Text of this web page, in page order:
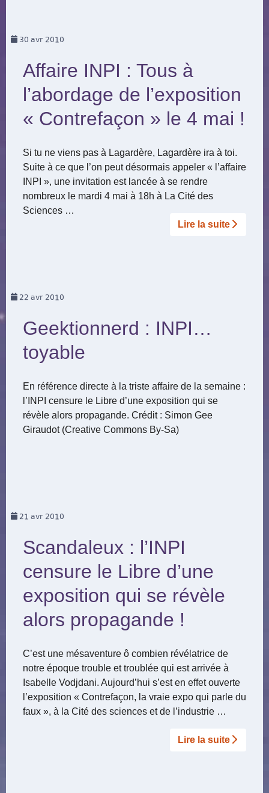
30 avr 2010
Affaire INPI : Tous à
l’abordage de l’exposition
« Contrefaçon » le 4 mai !
Si tu ne viens pas à Lagardère, Lagardère ira à toi.
Suite à ce que l’on peut désormais appeler « l’affaire
INPI », une invitation est lancée à se rendre
nombreux le mardi 4 mai à 18h à La Cité des
Sciences …
Lire la suite­­
22 avr 2010
Geektionnerd : INPI…
toyable
En référence directe à la triste affaire de la semaine :
l’INPI censure le Libre d’une exposition qui se
révèle alors propagande. Crédit : Simon Gee
Giraudot (Creative Commons By-Sa)
21 avr 2010
Scandaleux : l’INPI
censure le Libre d’une
exposition qui se révèle
alors propagande !
C’est une mésaventure ô combien révélatrice de
notre époque trouble et troublée qui est arrivée à
Isabelle Vodjdani. Aujourd’hui s’est en effet ouverte
l’exposition « Contrefaçon, la vraie expo qui parle du
faux », à la Cité des sciences et de l’industrie …
Lire la suite­­